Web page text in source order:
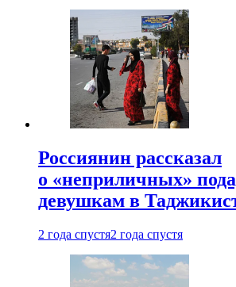
Россиянин рассказал
о «неприличных»
девушкам в
2 года спустя2 года спустя